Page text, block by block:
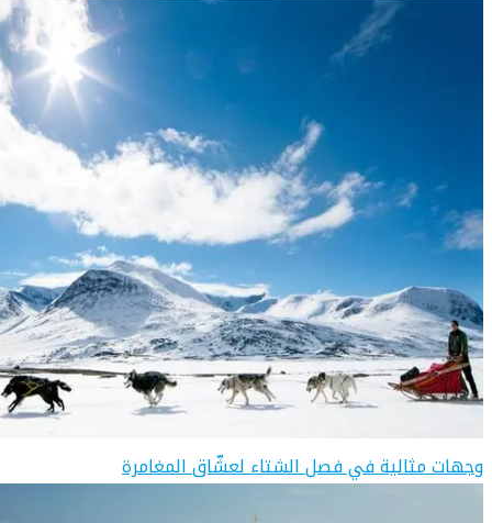
وجهات مثالية في فصل الشتاء لعشّاق المغامرة